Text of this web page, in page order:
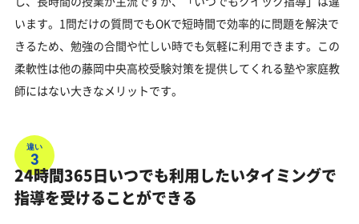
います。1問だけの質問でもOKで短時間で効率的に問題を解決で
きるため、勉強の合間や忙しい時でも気軽に利用できます。この
柔軟性は他の藤岡中央高校受験対策を提供してくれる塾や家庭教
師にはない大きなメリットです。
違い
3
24時間365日いつでも利用したいタイミングで
指導を受けることができる